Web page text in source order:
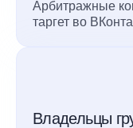
Арбитражные
таргет во
Владельцы